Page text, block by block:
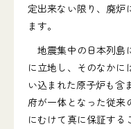
定出来ない限り、廃炉
ます。
地震集中の日本列島
に立地し、そのなかに
い込まれた原子炉も含
府が一体となった従来
にむけて真に保証する